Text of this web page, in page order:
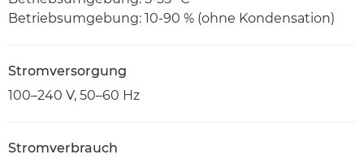
Betriebsumgebung: 10-90 % (ohne Kondensation)
Stromversorgung
100–240 V, 50–60 Hz
Stromverbrauch